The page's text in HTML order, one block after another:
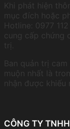
Khi phát hiện
mục đích hoặc
Hotline: 0977
cung cấp chứng
trị.
Ban quản trị
muộn nhất là
nhận được khiếu
CÔNG TY